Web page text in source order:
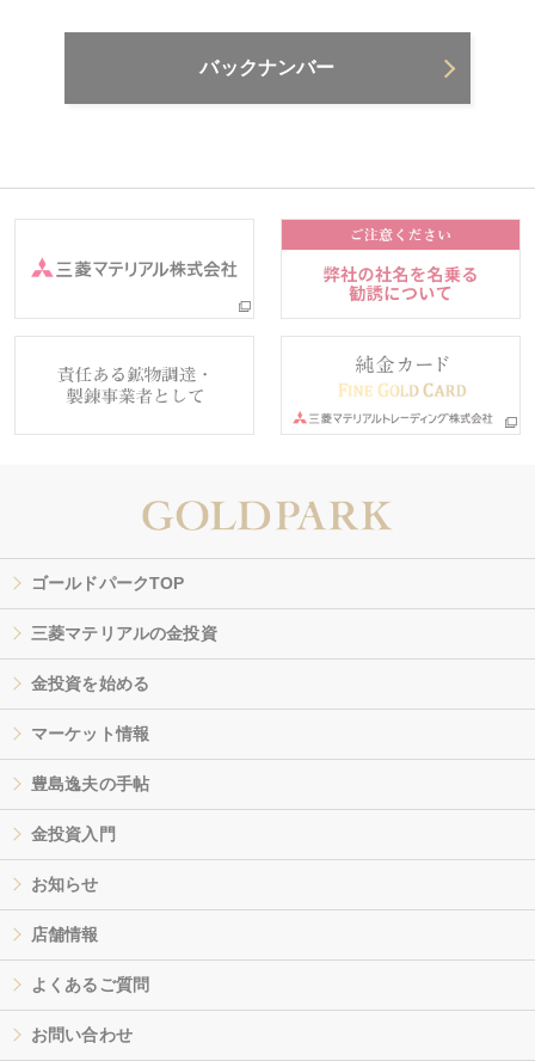
バックナンバー
ゴールドパークTOP
三菱マテリアルの金投資
金投資を始める
マーケット情報
豊島逸夫の手帖
金投資入門
お知らせ
店舗情報
よくあるご質問
お問い合わせ